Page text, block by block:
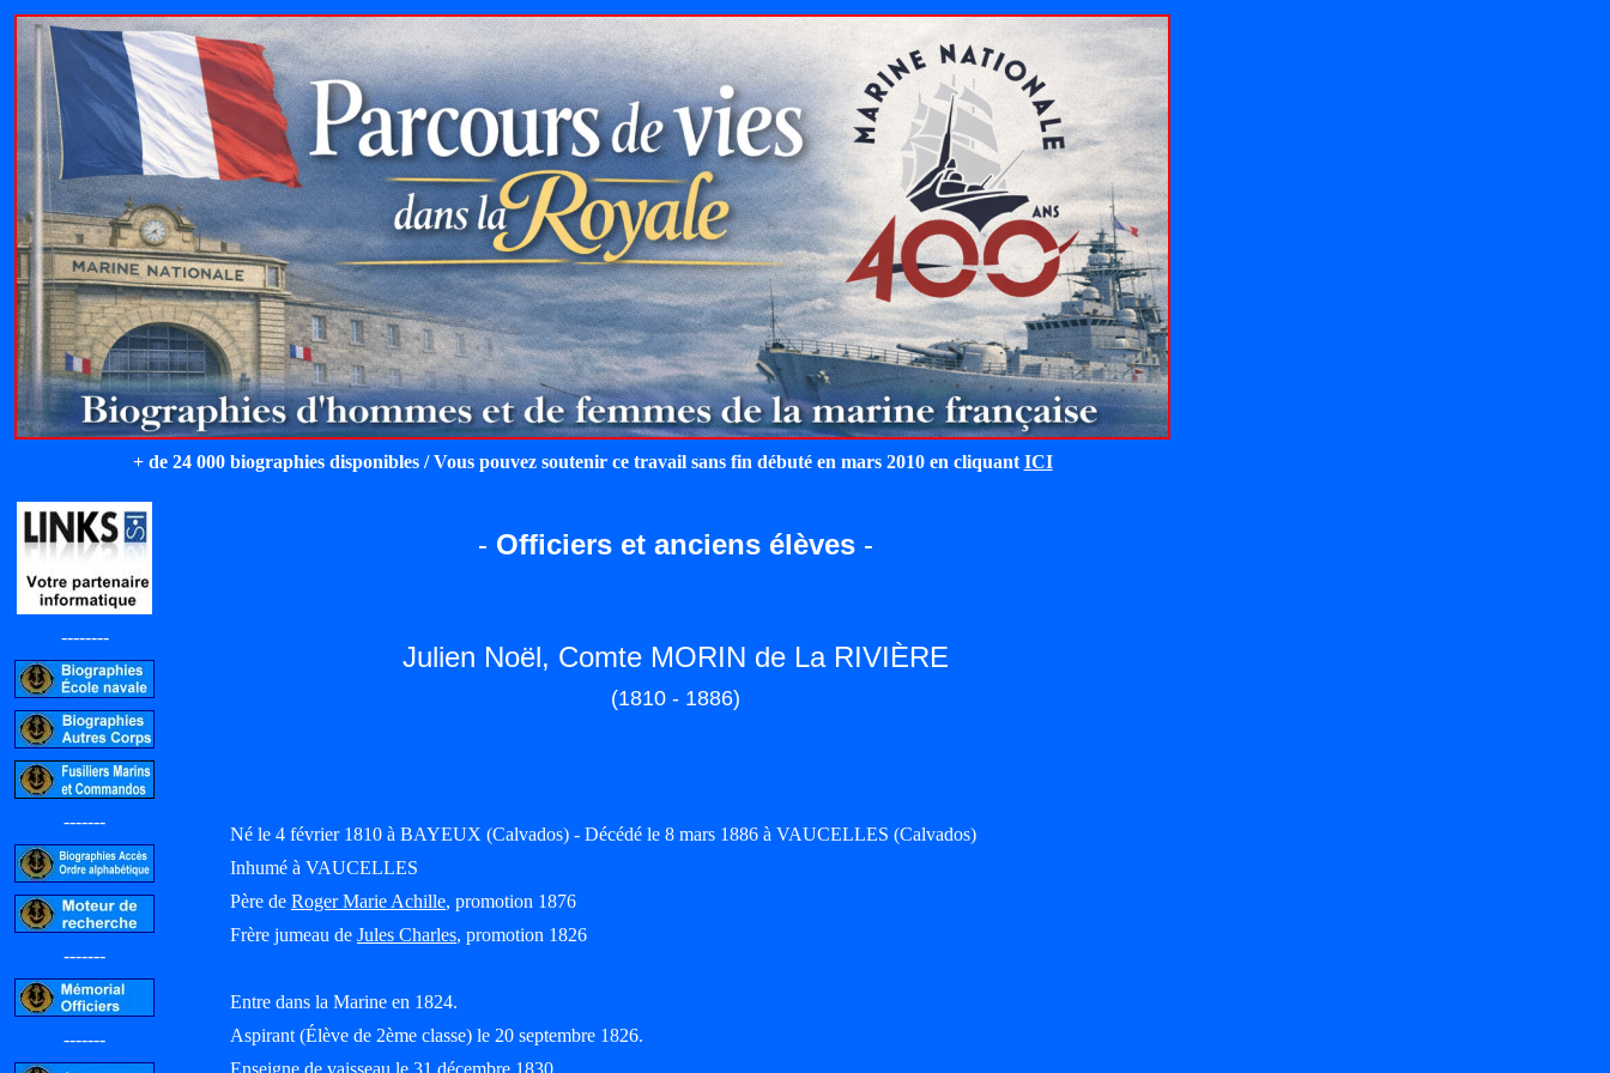
+ de 24 000 biographies disponibles / Vous pouvez soutenir ce travail sans fin débuté en mars 2010 en cliquant ICI
--------
-------
-------
-------
- Officiers et anciens élèves -
Julien Noël, Comte MORIN de La RIVIÈRE
(1810 - 1886)
Né le 4 février 1810 à BAYEUX (Calvados) - Décédé le 8 mars 1886 à VAUCELLES (Calvados)
Inhumé à VAUCELLES
Père de Roger Marie Achille, promotion 1876
Frère jumeau de Jules Charles, promotion 1826
Entre dans la Marine en 1824.
Aspirant (Élève de 2ème classe) le 20 septembre 1826.
Enseigne de vaisseau le 31 décembre 1830